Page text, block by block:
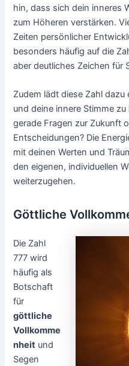
hin, dass sich dein inneres
zum Höheren verstärken.
Zeiten persönlicher
besonders häufig auf die
aber deutliches Zeichen für
Zudem lädt diese Zahl
und deine innere Stimme
gerade Fragen zur Zukunft
Entscheidungen? Die
mit deinen Werten und
den eigenen, individuellen
weiterzugehen.
Göttliche
Die Zahl
777 wird
häufig als
Botschaft
für
göttliche
Vollkomme
nheit und
Segen